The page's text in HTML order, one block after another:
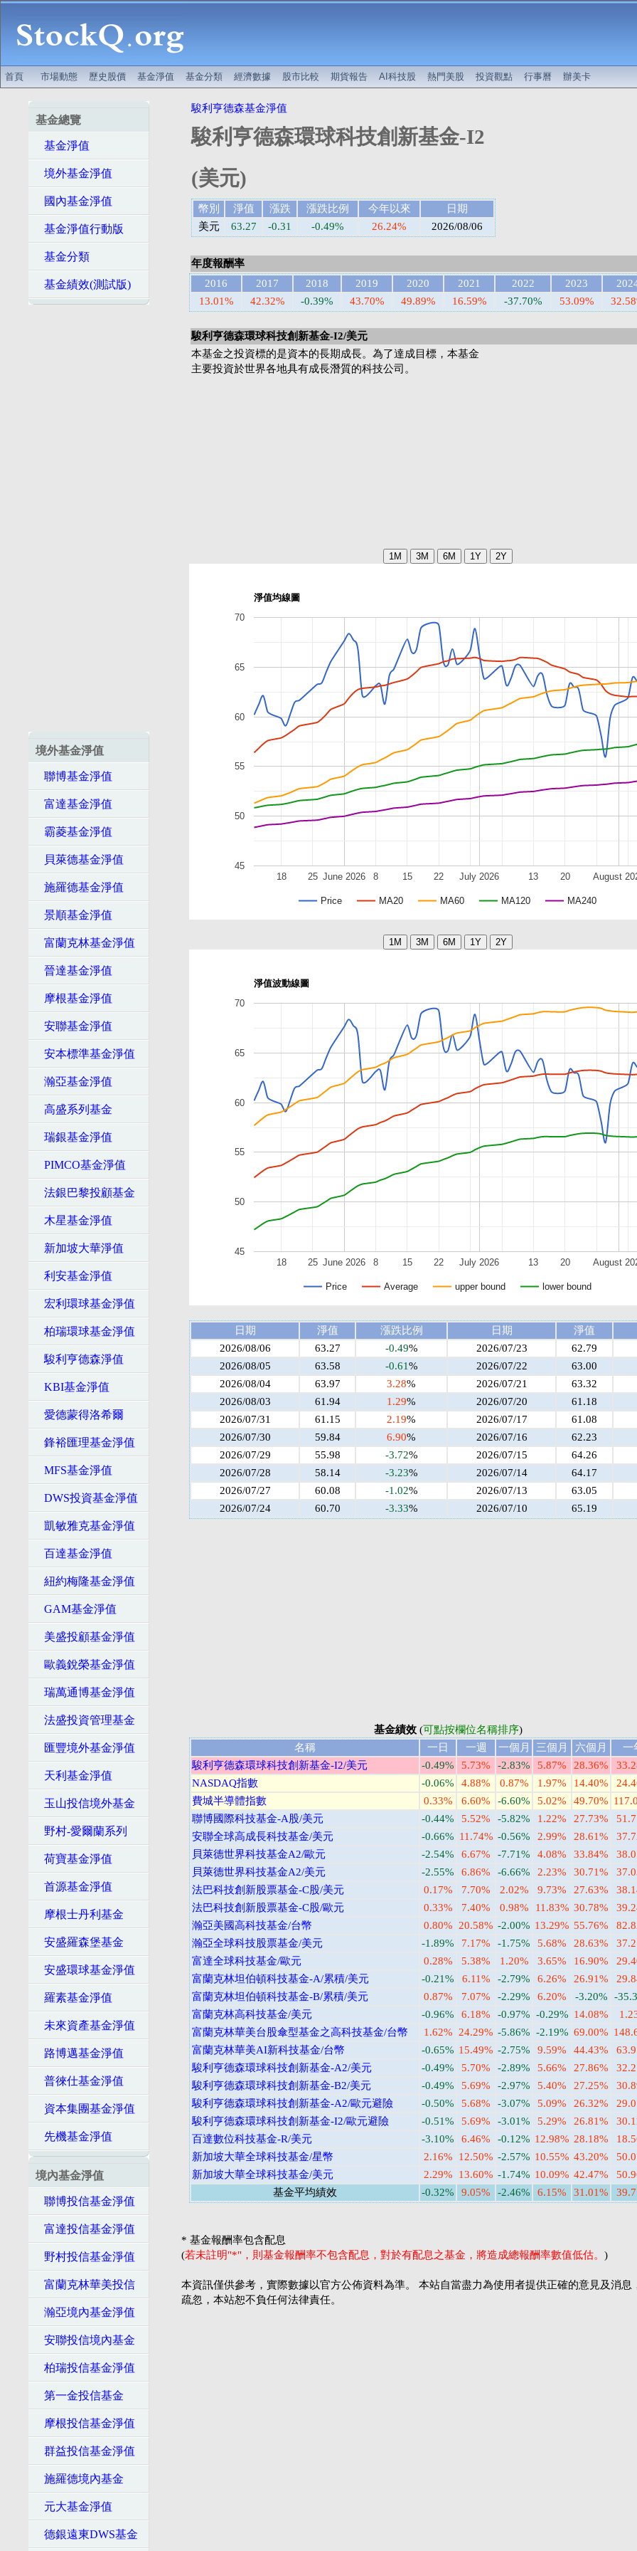
首頁 市場動態 歷史股價 基金淨值 基金分類 經濟數據 股市比較 期貨報告 AI科技股 熱門美股 投資觀點 行事曆 辦美卡
基金總覽
基金淨值
境外基金淨值
國內基金淨值
基金淨值行動版
基金分類
基金績效(測試版)
境外基金淨值
聯博基金淨值
富達基金淨值
霸菱基金淨值
貝萊德基金淨值
施羅德基金淨值
景順基金淨值
富蘭克林基金淨值
晉達基金淨值
摩根基金淨值
安聯基金淨值
安本標準基金淨值
瀚亞基金淨值
高盛系列基金
瑞銀基金淨值
PIMCO基金淨值
法銀巴黎投顧基金
木星基金淨值
新加坡大華淨值
利安基金淨值
宏利環球基金淨值
柏瑞環球基金淨值
駿利亨德森淨值
KBI基金淨值
愛德蒙得洛希爾
鋒裕匯理基金淨值
MFS基金淨值
DWS投資基金淨值
凱敏雅克基金淨值
百達基金淨值
紐約梅隆基金淨值
GAM基金淨值
美盛投顧基金淨值
歐義銳榮基金淨值
瑞萬通博基金淨值
法盛投資管理基金
匯豐境外基金淨值
天利基金淨值
玉山投信境外基金
野村-愛爾蘭系列
荷寶基金淨值
首源基金淨值
摩根士丹利基金
安盛羅森堡基金
安盛環球基金淨值
羅素基金淨值
未來資產基金淨值
路博邁基金淨值
普徠仕基金淨值
資本集團基金淨值
先機基金淨值
境內基金淨值
聯博投信基金淨值
富達投信基金淨值
野村投信基金淨值
富蘭克林華美投信
瀚亞境內基金淨值
安聯投信境內基金
柏瑞投信基金淨值
第一金投信基金
摩根投信基金淨值
群益投信基金淨值
施羅德境內基金
元大基金淨值
德銀遠東DWS基金
駿利亨德森基金淨值
駿利亨德森環球科技創新基金-I2
(美元)
幣別 淨值 漲跌 漲跌比例 今年以來
日期
美元
63.27 -0.31 -0.49% 26.24% 2026/08/06
年度報酬率
2016
2017 2018 2019 2020 2021 2022 2023
13.01%
42.32% -0.39% 43.70% 49.89% 16.59% -37.70% 53.09%
駿利亨德森環球科技創新基金-I2/美元
本基金之投資標的是資本的長期成長。為了達成目標，本基金
主要投資於世界各地具有成長潛質的科技公司。
淨值均線圖
Price MA20 MA60 MA120 MA240
June 2026 July 2026 August
18 25 8 15 22 13 20
45
50
55
60
65
70
淨值波動線圖
Price Average upper bound lower bound
June 2026 July 2026 August
18 25 8 15 22 13 20
45
50
55
60
65
70
日期 淨值 漲跌比例 日期
淨值
2026/08/06
63.27 -0.49% 2026/07/23
62.79
2026/08/05
63.58 -0.61% 2026/07/22
63.00
2026/08/04
63.97 3.28% 2026/07/21
63.32
2026/08/03
61.94 1.29% 2026/07/20
61.18
2026/07/31
61.15 2.19% 2026/07/17
61.08
2026/07/30
59.84 6.90% 2026/07/16
62.23
2026/07/29
55.98 -3.72% 2026/07/15
64.26
2026/07/28
58.14 -3.23% 2026/07/14
64.17
2026/07/27
60.08 -1.02% 2026/07/13
63.05
2026/07/24
60.70 -3.33% 2026/07/10 65.19
基金績效(可點按欄位名稱排序)
名稱
一日 一週 一個月 三個月 六個月
一
駿利亨德森環球科技創新基金-I2/美元
-0.49% 5.73% -2.83% 5.87% 28.36%
NASDAQ指數
-0.06% 4.88% 0.87% 1.97% 14.40%
費城半導體指數
0.33% 6.60% -6.60% 5.02% 49.70%
聯博國際科技基金-A股/美元
-0.44% 5.52% -5.82% 1.22% 27.73%
安聯全球高成長科技基金/美元
-0.66% 11.74% -0.56% 2.99% 28.61%
貝萊德世界科技基金A2/歐元
-2.54% 6.67% -7.71% 4.08% 33.84%
貝萊德世界科技基金A2/美元
-2.55% 6.86% -6.66% 2.23% 30.71%
法巴科技創新股票基金-C股/美元
0.17% 7.70% 2.02% 9.73% 27.63%
法巴科技創新股票基金-C股/歐元
0.33% 7.40% 0.98% 11.83% 30.78%
瀚亞美國高科技基金/台幣
0.80% 20.58% -2.00% 13.29% 55.76%
瀚亞全球科技股票基金/美元
-1.89% 7.17% -1.75% 5.68% 28.63%
富達全球科技基金/歐元
0.28% 5.38% 1.20% 3.65% 16.90%
富蘭克林坦伯頓科技基金-A/累積/美元
-0.21% 6.11% -2.79% 6.26% 26.91%
富蘭克林坦伯頓科技基金-B/累積/美元
0.87% 7.07% -2.29% 6.20% -3.20%
-
富蘭克林高科技基金/美元
-0.96% 6.18% -0.97% -0.29% 14.08%
富蘭克林華美台股傘型基金之高科技基金/台幣
1.62% 24.29% -5.86% -2.19% 69.00%
富蘭克林華美AI新科技基金/台幣
-0.65% 15.49% -2.75% 9.59% 44.43%
駿利亨德森環球科技創新基金-A2/美元
-0.49% 5.70% -2.89% 5.66% 27.86%
駿利亨德森環球科技創新基金-B2/美元
-0.49% 5.69% -2.97% 5.40% 27.25%
駿利亨德森環球科技創新基金-A2/歐元避險
-0.50% 5.68% -3.07% 5.09% 26.32%
駿利亨德森環球科技創新基金-I2/歐元避險
-0.51% 5.69% -3.01% 5.29% 26.81%
百達數位科技基金-R/美元
-3.10% 6.46% -0.12% 12.98% 28.18%
新加坡大華全球科技基金/星幣
2.16% 12.50% -2.57% 10.55% 43.20%
新加坡大華全球科技基金/美元
2.29% 13.60% -1.74% 10.09% 42.47%
基金平均績效
-0.32% 9.05% -2.46% 6.15% 31.01%
* 基金報酬率包含配息
(若未註明"*"，則基金報酬率不包含配息，對於有配息之基金，將造成總報酬率數值低估。 )
本資訊僅供參考，實際數據以官方公佈資料為準。 本站自當盡力為使用者提供正確的意見及消息
疏忽，本站恕不負任何法律責任。